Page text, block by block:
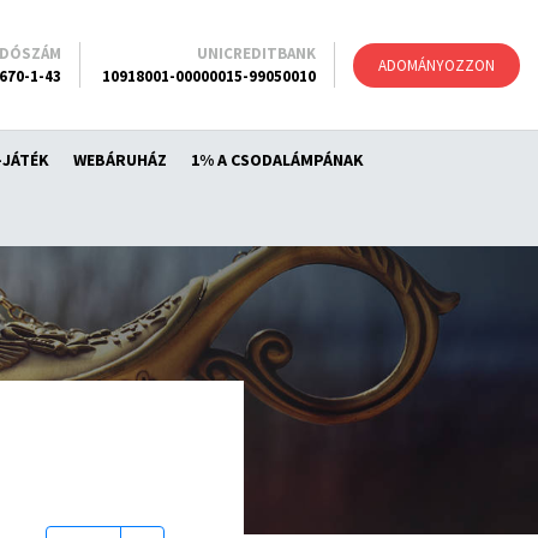
ADOMÁNYOZZON
WEBÁRUHÁZ 1% A CSODALÁMPÁNAK
1-43
UNICREDITBANK
10918001-00000015-99050010